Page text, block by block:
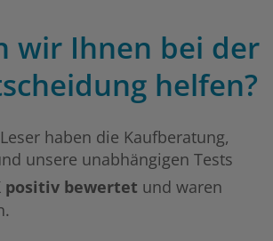
wir Ihnen bei der
helfen?
haben die Kaufberatung,
unsere unabhängigen Tests
positiv bewertet und waren